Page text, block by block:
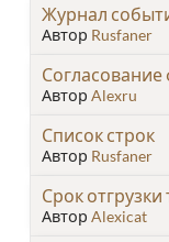
Журнал
Автор Rusfaner
Автор Alexru
Список строк
Автор Rusfaner
Срок отгрузки
Автор Alexicat